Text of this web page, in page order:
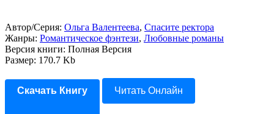
Автор/Серия: Ольга Валентеева, Спасите ректора
Жанры: Романтическое фэнтези, Любовные романы
Версия книги: Полная Версия
Размер: 170.7 Kb
Скачать Книгу Читать Онлайн